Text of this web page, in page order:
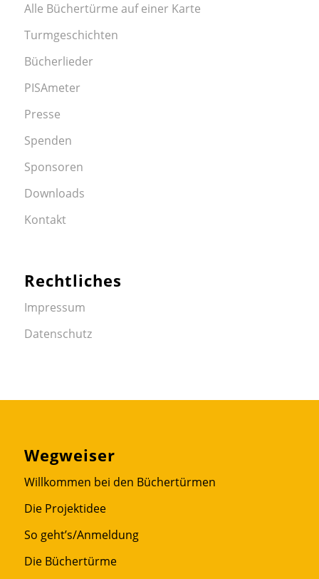
Alle Büchertürme auf einer Karte
Turmgeschichten
Bücherlieder
PISAmeter
Presse
Spenden
Sponsoren
Downloads
Kontakt
Rechtliches
Impressum
Datenschutz
Wegweiser
Willkommen bei den Büchertürmen
Die Projektidee
So geht’s/Anmeldung
Die Büchertürme